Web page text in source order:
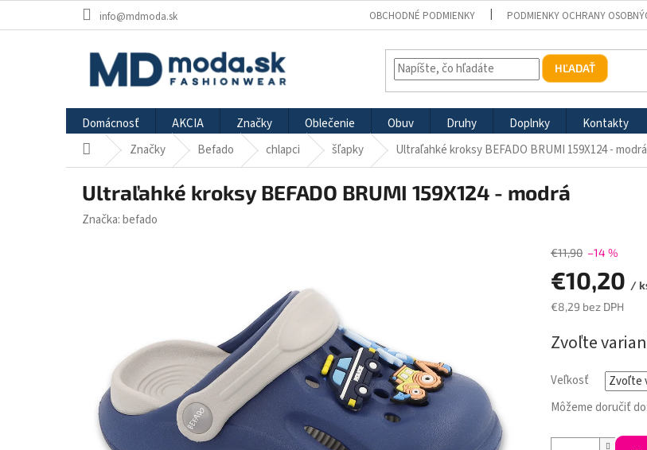
info@mdmoda.sk OBCHODNÉ PODMIENKY PODMIENKY OCHRANY
HĽADAŤ
Domácnosť AKCIA Značky Oblečenie Obuv Druhy Doplnky
Kontakty
DomovZnačky Befado chlapci šľapky Ultraľahké kroksy BEFADO BRUMI 159X124 - modrá
Ultraľahké kroksy BEFADO BRUMI 159X124 - modrá
Značka:befado
€11,90 –14 %
€10,20 /
€8,29 bez DPH
cena:
Zvoľte
Veľkosť
Môžeme doručiť do: